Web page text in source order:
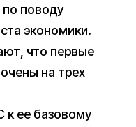
поводу
экономики.
что первые
на трех
ее базовому